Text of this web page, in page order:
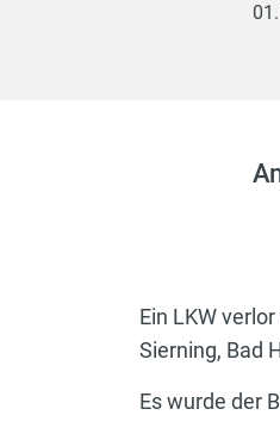
Ein LKW
Sierning, Bad
Es wurde der